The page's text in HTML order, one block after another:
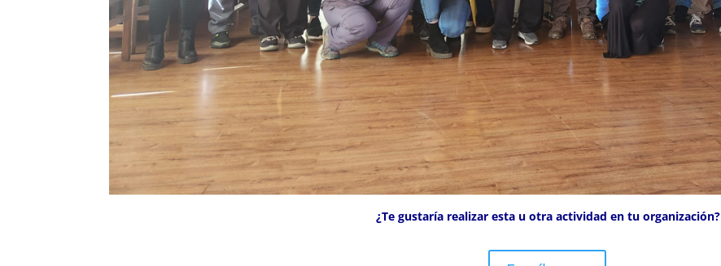
¿Te gustaría realizar esta u otra actividad en tu organización?